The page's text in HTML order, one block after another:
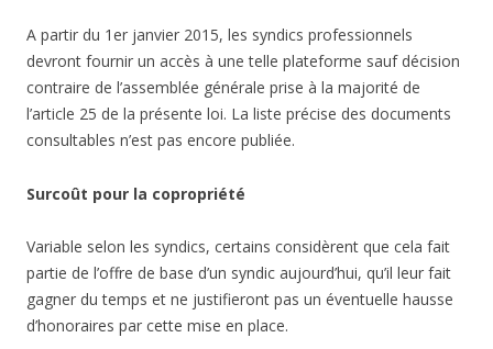
A partir du 1er janvier 2015, les syndics professionnels
devront fournir un accès à une telle plateforme sauf décision
contraire de l’assemblée générale prise à la majorité de
l’article 25 de la présente loi. La liste précise des documents
consultables n’est pas encore publiée.
Surcoût pour la copropriété
Variable selon les syndics, certains considèrent que cela fait
partie de l’offre de base d’un syndic aujourd’hui, qu’il leur fait
gagner du temps et ne justifieront pas un éventuelle hausse
d’honoraires par cette mise en place.